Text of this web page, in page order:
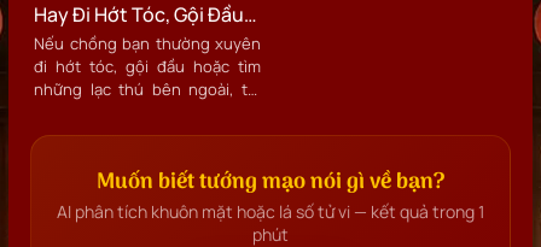
Hay Đi Hớt Tóc, Gội Đầu,
Tìm Lạc Thú Bên Ngoài
Theo Phong Thủy Và
Kinh Lăng Nghiêm
Nếu chồng bạn thường xuyên
đi hớt tóc, gội đầu hoặc tìm
những lạc thú bên ngoài, thì
giải?
Muốn biết tướng mạo nói gì về bạn?
AI phân tích khuôn mặt hoặc lá số tử vi — kết quả trong 1
phút